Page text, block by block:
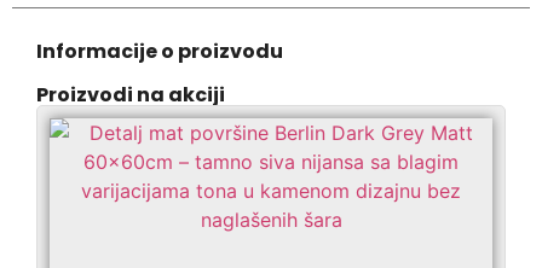
Informacije o proizvodu
Proizvodi na akciji